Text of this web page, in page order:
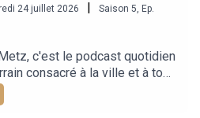
24 juillet 2026 Saison 5, Ep.
c'est le podcast quotidien
consacré à la ville et à tout
sur elle.Un podcast raconté
basé sur les articles